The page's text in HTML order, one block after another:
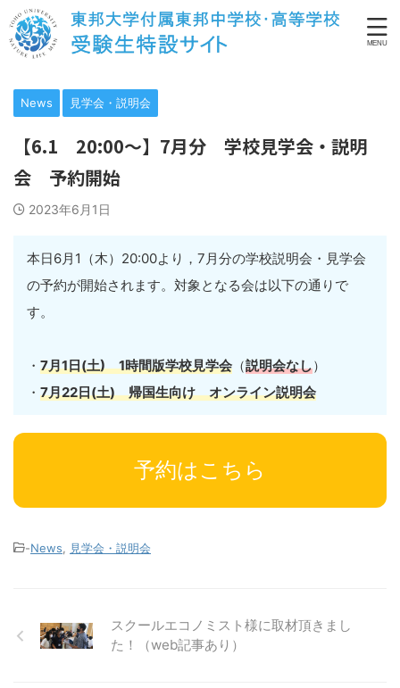
News 見学会・説明会
【6.1 20:00～】7月分 学校見学会・説明
会 予約開始
2023年6月1日
本日6月1（木）20:00より，7月分の学校説明会・見学会
の予約が開始されます。対象となる会は以下の通りで
す。
・ 7月1日(土) 1時間版学校見学会 （説明会なし）
・ 7月22日(土) 帰国生向け オンライン説明会
予約はこちら
-News 見学会・説明会
スクールエコノミスト様に取材頂きまし
た！（web記事あり）